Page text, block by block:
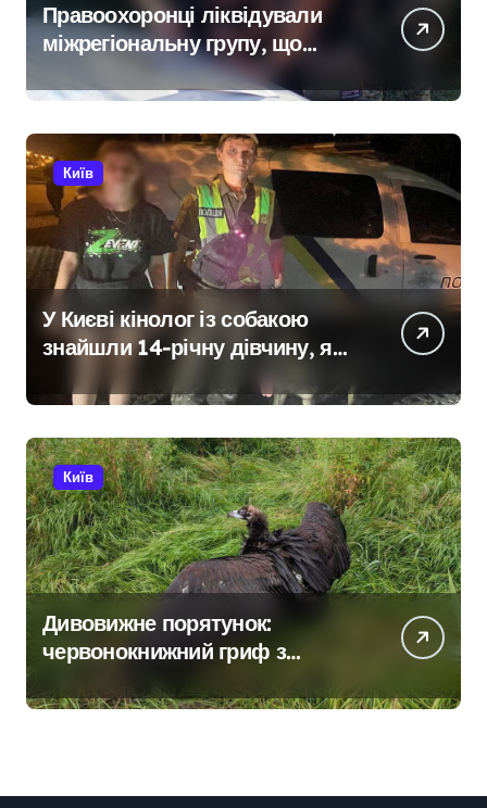
Правоохоронці ліквідували
міжрегіональну групу, що
займалася вивезенням
дезертирів з військових
частин Київщини та інших
областей
Київ
У Києві кінолог із собакою
знайшли 14-річну дівчину, яка
не повернулася додому після
конфлікту
Київ
Дивовижне порятунок:
червонокнижний гриф з
after мандрівки на Київщині